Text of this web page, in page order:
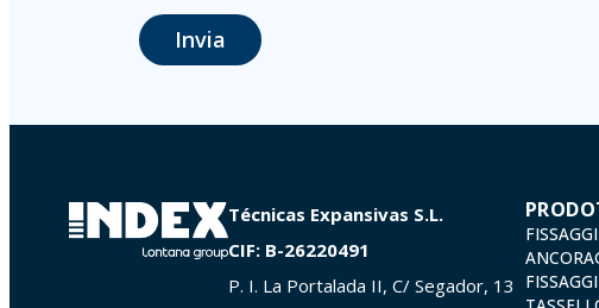
Si raccomanda di non inviare dati personali di alto livello secondo la legislazione
Gli utenti possono in qualsiasi momento esercitare i loro diritti di accesso,
dei dati (GDPR) del 27 aprile 2016 inviando una lettera al responsabile del
Invia
Técnicas Expansivas S.L.
CIF: B-26220491
P. I. La Portalada II, C/ Segador, 13